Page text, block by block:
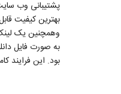
به صورت فایل
بود. این فرایند